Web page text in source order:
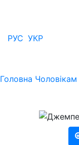
РУС УКР
Головна Чоловікам